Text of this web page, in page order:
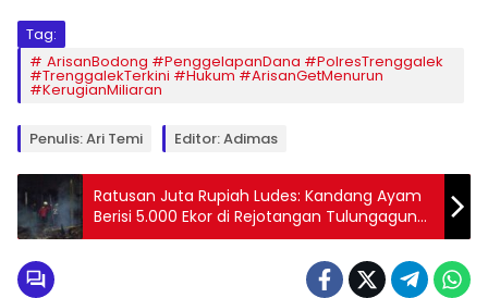
Tag:
ArisanBodong ​#PenggelapanDana ​#PolresTrenggalek ​
#TrenggalekTerkini ​#Hukum ​#ArisanGetMenurun ​
#KerugianMiliaran
Penulis: Ari Temi Editor: Adimas
Ratusan Juta Rupiah Ludes: Kandang Ayam
Berisi 5.000 Ekor di Rejotangan Tulungagung
Terbakar, Diduga Korsleting Pemanas